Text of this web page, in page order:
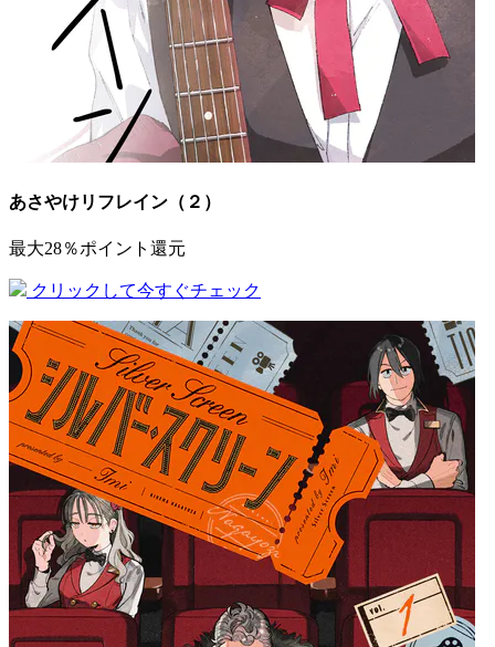
あさやけリフレイン（２）
最大28％ポイント還元
クリックして今すぐチェック